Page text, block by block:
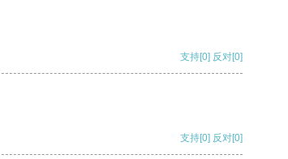
支持[0] 反对[0]
支持[0] 反对[0]